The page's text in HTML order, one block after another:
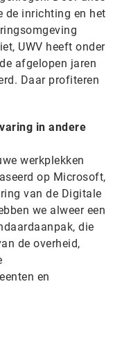
de inrichting en het
UWV heeft onder
afgelopen jaren
Daar profiteren
in andere
werkplekken
op Microsoft,
van de Digitale
we alweer een
die
de overheid,
en